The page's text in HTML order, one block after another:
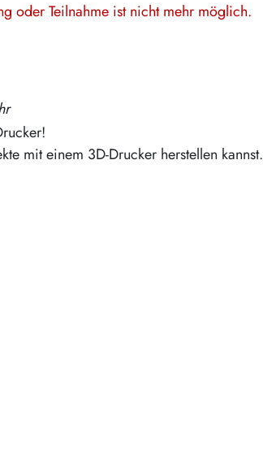
oder Teilnahme ist nicht mehr möglich.
mit einem 3D-Drucker herstellen kannst.